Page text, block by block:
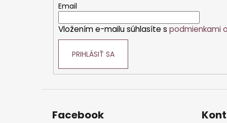
Email
Vložením e-mailu súhlasíte s podmienkami
PRIHLÁSIŤ SA
Facebook